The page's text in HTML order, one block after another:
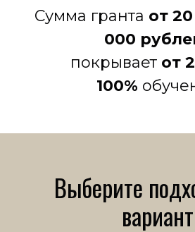
Сумма гранта от
000
покрывает от
100%
Выберите
вариант